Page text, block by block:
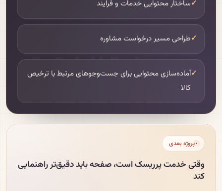
✓ساختار محتوایی خدمات و فرایند
✓طراحی مسیر درخواست مشاوره
✓آماده‌سازی محتوایی برای جست‌وجوهای مرتبط با ترخیص
کالا
پروژه بعدی
وقتی خدمت پرریسک است، صفحه باید دقیق‌تر راهنمایی
کند